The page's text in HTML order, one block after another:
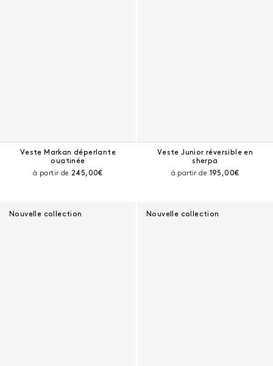
Veste Markan déperlante
ouatinée
à partir de Prix courant :
245,00€
Veste Junior réversible en
sherpa
à partir de Prix courant :
195,00€
Nouvelle collection Nouvelle collection